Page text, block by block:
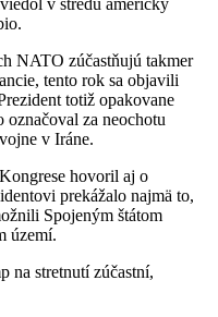
v stredu americký
NATO zúčastňujú takmer
tento rok sa objavili
totiž opakovane
za neochotu
v Iráne.
hovoril aj o
prekážalo najmä to,
Spojeným štátom
území.
na stretnutí zúčastní,